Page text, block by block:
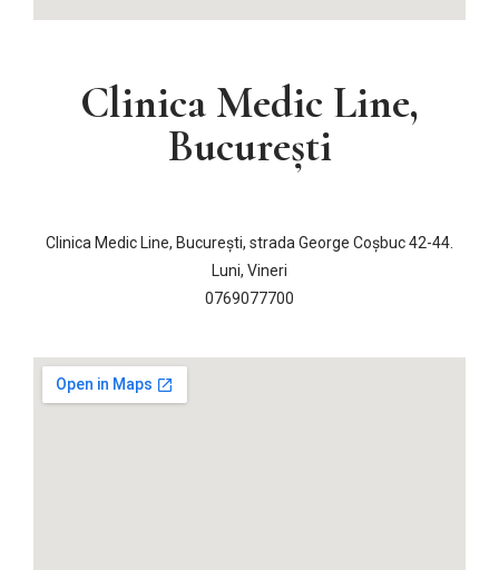
Clinica Medic Line,
București
Clinica Medic Line, București, strada George Coșbuc 42-44.
Luni, Vineri
0769077700